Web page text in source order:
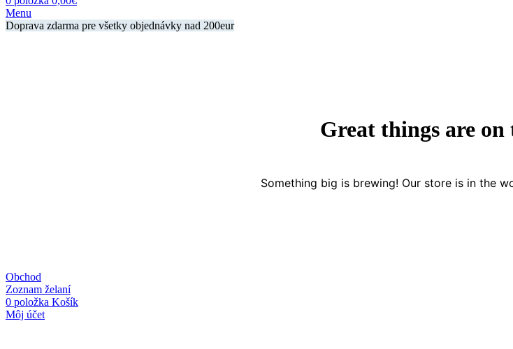
Menu
Doprava zdarma pre všetky objednávky nad 200eur
Great things are
Something big is brewing! Our store is in the
Obchod
Zoznam želaní
0 položka Košík
Môj účet